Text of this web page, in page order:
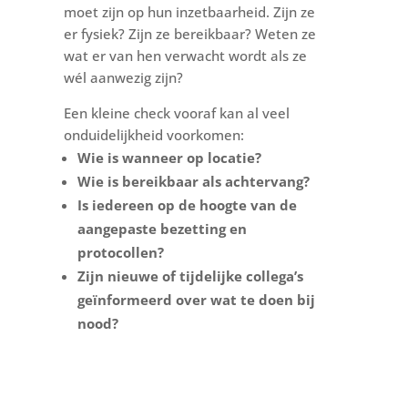
moet zijn op hun inzetbaarheid. Zijn ze
er fysiek? Zijn ze bereikbaar? Weten ze
wat er van hen verwacht wordt als ze
wél aanwezig zijn?
Een kleine check vooraf kan al veel
onduidelijkheid voorkomen:
Wie is wanneer op locatie?
Wie is bereikbaar als achtervang?
Is iedereen op de hoogte van de
aangepaste bezetting en
protocollen?
Zijn nieuwe of tijdelijke collega’s
geïnformeerd over wat te doen bij
nood?